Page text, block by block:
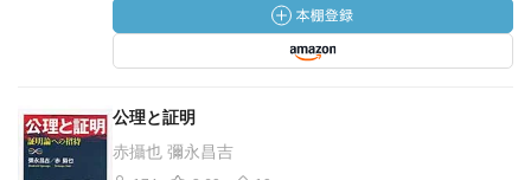
公理と証明
赤攝也 彌永昌吉